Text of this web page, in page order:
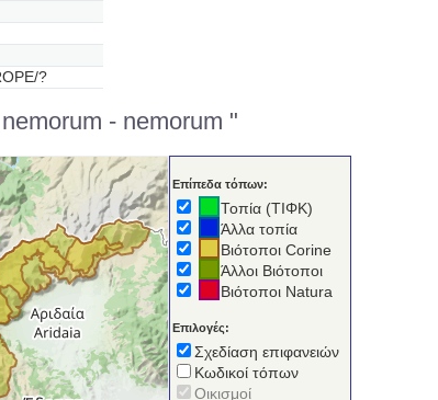
?
- nemorum "
Επίπεδα τόπων:
Τοπία (ΤΙΦΚ)
Άλλα τοπία
Βιότοποι Corine
Άλλοι Βιότοποι
Βιότοποι Natura
Επιλογές:
Σχεδίαση επιφανειών
Κωδικοί τόπων
Οικισμοί